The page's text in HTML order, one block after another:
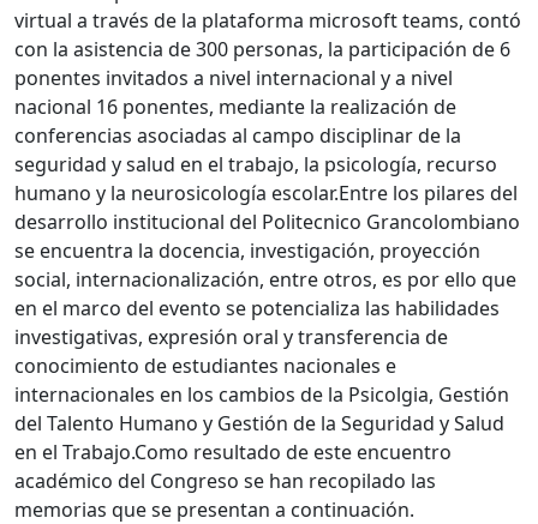
virtual a través de la plataforma microsoft teams, contó
con la asistencia de 300 personas, la participación de 6
ponentes invitados a nivel internacional y a nivel
nacional 16 ponentes, mediante la realización de
conferencias asociadas al campo disciplinar de la
seguridad y salud en el trabajo, la psicología, recurso
humano y la neurosicología escolar.Entre los pilares del
desarrollo institucional del Politecnico Grancolombiano
se encuentra la docencia, investigación, proyección
social, internacionalización, entre otros, es por ello que
en el marco del evento se potencializa las habilidades
investigativas, expresión oral y transferencia de
conocimiento de estudiantes nacionales e
internacionales en los cambios de la Psicolgia, Gestión
del Talento Humano y Gestión de la Seguridad y Salud
en el Trabajo.Como resultado de este encuentro
académico del Congreso se han recopilado las
memorias que se presentan a continuación.